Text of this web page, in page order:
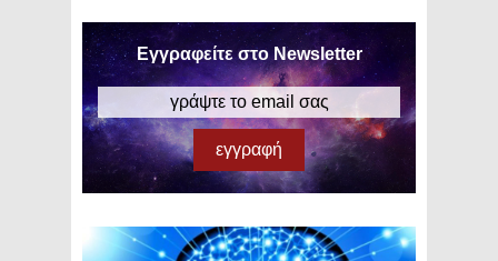
Εγγραφείτε στο Newsletter